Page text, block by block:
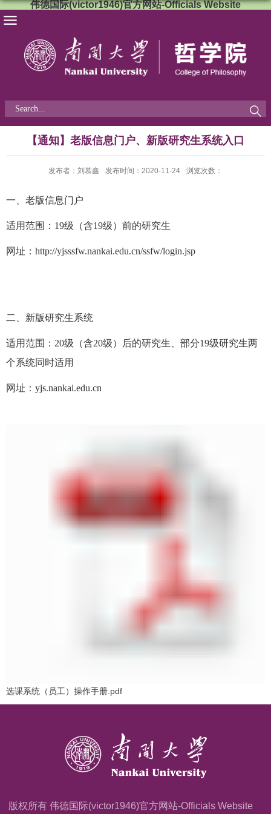
伟德国际(victor1946)官方网站-Officials Website
【通知】老版信息门户、新版研究生系统入口
发布者：刘慕鑫 发布时间：2020-11-24 浏览次数：
一、老版信息门户
适用范围：19级（含19级）前的研究生
网址： http://yjsssfw.nankai.edu.cn/ssfw/login.jsp
二、新版研究生系统
适用范围：20级（含20级）后的研究生、部分19级研究生两
个系统同时适用
网址：yjs.nankai.edu.cn
选课系统（员工）操作手册.pdf
版权所有 伟德国际(victor1946)官方网站-Officials Website